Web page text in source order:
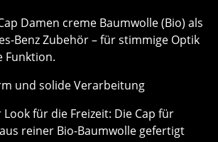
Damen creme Baumwolle (Bio) als
Benz Zubehör – für stimmige Optik
Funktion.
und solide Verarbeitung
für die Freizeit: Die Cap für
reiner Bio-Baumwolle gefertigt